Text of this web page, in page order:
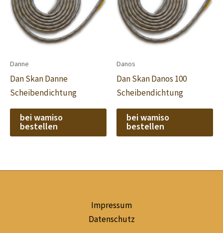
Danne
Dan Skan Danne
Scheibendichtung
bei wamiso
bestellen
Danos
Dan Skan Danos 100
Scheibendichtung
bei wamiso
bestellen
Impressum
Datenschutz